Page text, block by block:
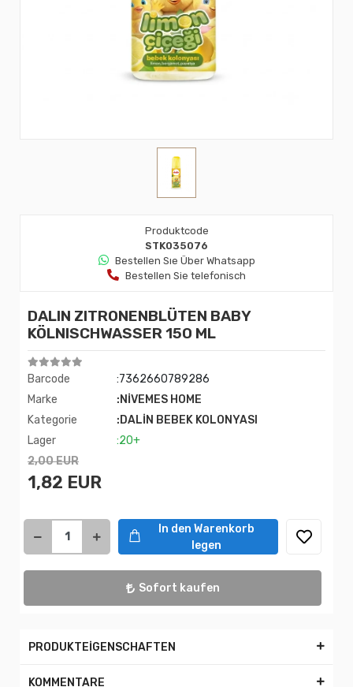
Produktcode
STK035076
Bestellen Sıe Über Whatsapp
Bestellen Sie telefonisch
DALIN ZITRONENBLÜTEN BABY
KÖLNISCHWASSER 150 ML
Barcode
:7362660789286
Marke
:NİVEMES HOME
Kategorie
:DALİN BEBEK KOLONYASI
Lager
:20+
2,00 EUR
1,82 EUR
In den Warenkorb
legen
Sofort kaufen
PRODUKTEİGENSCHAFTEN
KOMMENTARE